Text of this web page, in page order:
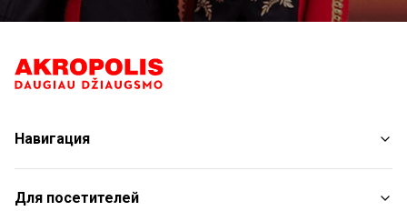
Навигация
Магазины
Услуги
Для посетителей